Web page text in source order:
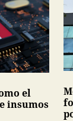
el
insumos